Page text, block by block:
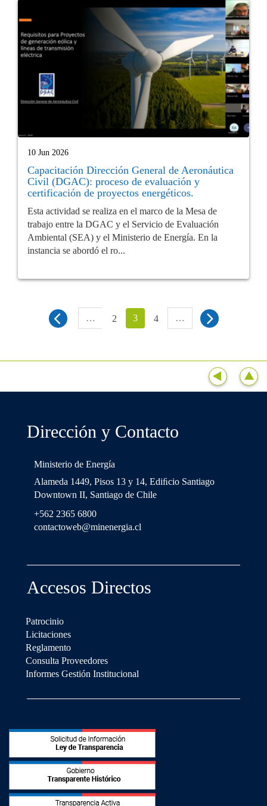
10 Jun 2026
Capacitación Dirección General de Aeronáutica
Civil (DGAC): proceso de evaluación y
certificación de proyectos energéticos.
Esta actividad se realiza en el marco de la Mesa de
trabajo entre la DGAC y el Servicio de Evaluación
Ambiental (SEA) y el Ministerio de Energía. En la
instancia se abordó el ro...
… 2 3 4 …
Dirección y Contacto
Ministerio de Energía
Alameda 1449, Pisos 13 y 14, Ediﬁcio Santiago
Downtown II, Santiago de Chile
+562 2365 6800
contactoweb@minenergia.cl
Accesos Directos
Patrocinio
Licitaciones
Reglamento
Consulta Proveedores
Informes Gestión Institucional